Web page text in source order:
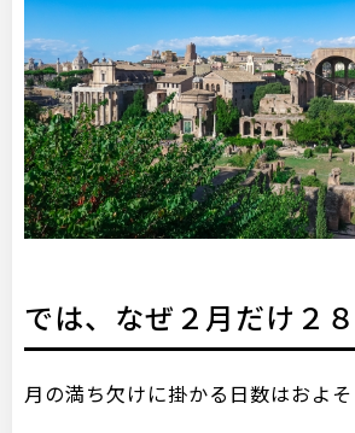
では、なぜ２月だけ２
月の満ち欠けに掛かる日数はおよそ